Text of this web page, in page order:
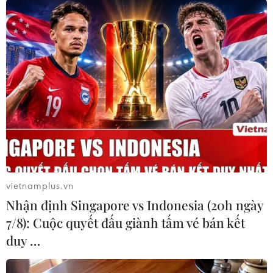
phát tín hiệu về việc phân tách giữa tầng thứ 1
và tầng thứ 2 của tên lửa.
Hiện Roscosmos đang tiến hành hàng loạt biện
pháp nhằm bảo đảm an toàn cho các chuyến
bay vào vũ trụ sau này.
Roscosmos là cơ quan chính phủ chịu trách
nhiệm về các chương trình khoa học vũ trụ và
nghiên cứu không gian của Nga./.
vietnamplus.vn
Nhận định Singapore vs Indonesia (20h ngày
7/8): Cuộc quyết đấu giành tấm vé bán kết
duy …